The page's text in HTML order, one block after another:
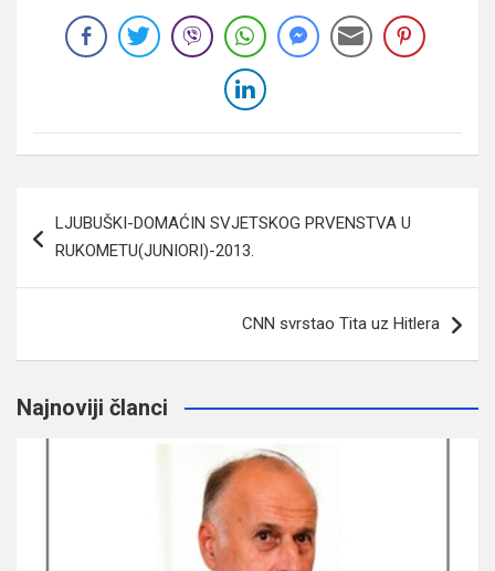
članaka
LJUBUŠKI-DOMAĆIN SVJETSKOG PRVENSTVA U
RUKOMETU(JUNIORI)-2013.
CNN svrstao Tita uz Hitlera
Najnoviji članci